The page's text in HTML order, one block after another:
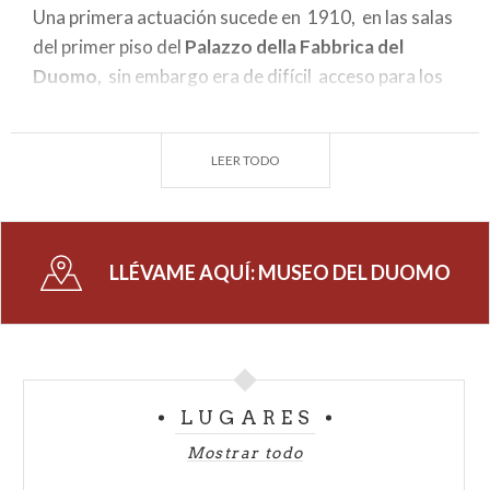
Una primera actuación sucede en 1910, en las salas
del primer piso del Palazzo della Fabbrica del
Duomo, sin embargo era de difícil acceso para los
salvaguardar hacían que el espacio no fuera
la concesión de nueve salas situadas en el piso bajo
del ala más antigua del
1953, el lugar fue idónea para albergar y exponer las
considerablemente después de los daños
producidos por los bombardeos del segundo
LEER TODO
LLÉVAME AQUÍ:MUSEO DEL DUOMO
LUGARES
Mostrar todo